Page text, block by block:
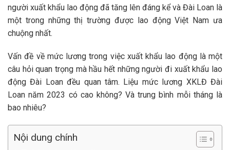
người xuất khẩu lao động đã tăng lên đáng kể và Đài Loan là
một trong những thị trường được lao động Việt Nam ưa
chuộng nhất.
Vấn đề về mức lương trong việc xuất khẩu lao động là một
câu hỏi quan trọng mà hầu hết những người đi xuất khẩu lao
động Đài Loan đều quan tâm. Liệu mức lương XKLĐ Đài
Loan năm 2023 có cao không? Và trung bình mỗi tháng là
bao nhiêu?
Nội dung chính